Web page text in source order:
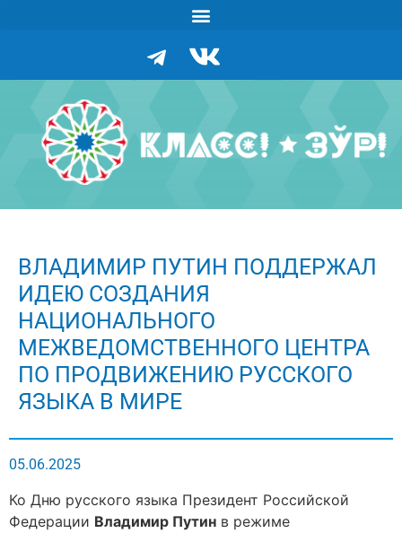
ВЛАДИМИР ПУТИН ПОДДЕРЖАЛ
ИДЕЮ СОЗДАНИЯ
НАЦИОНАЛЬНОГО
МЕЖВЕДОМСТВЕННОГО ЦЕНТРА
ПО ПРОДВИЖЕНИЮ РУССКОГО
ЯЗЫКА В МИРЕ
05.06.2025
Ко Дню русского языка Президент Российской
Федерации Владимир Путин в режиме